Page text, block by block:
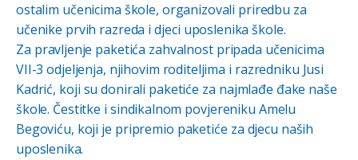
ostalim učenicima škole, organizovali priredbu za
učenike prvih razreda i djeci uposlenika škole.
Za pravljenje paketića zahvalnost pripada učenicima
VII-3 odjeljenja, njihovim roditeljima i razredniku Jusi
Kadrić, koji su donirali paketiće za najmlađe đake naše
škole. Čestitke i sindikalnom povjereniku Amelu
Begoviću, koji je pripremio paketiće za djecu naših
uposlenika.